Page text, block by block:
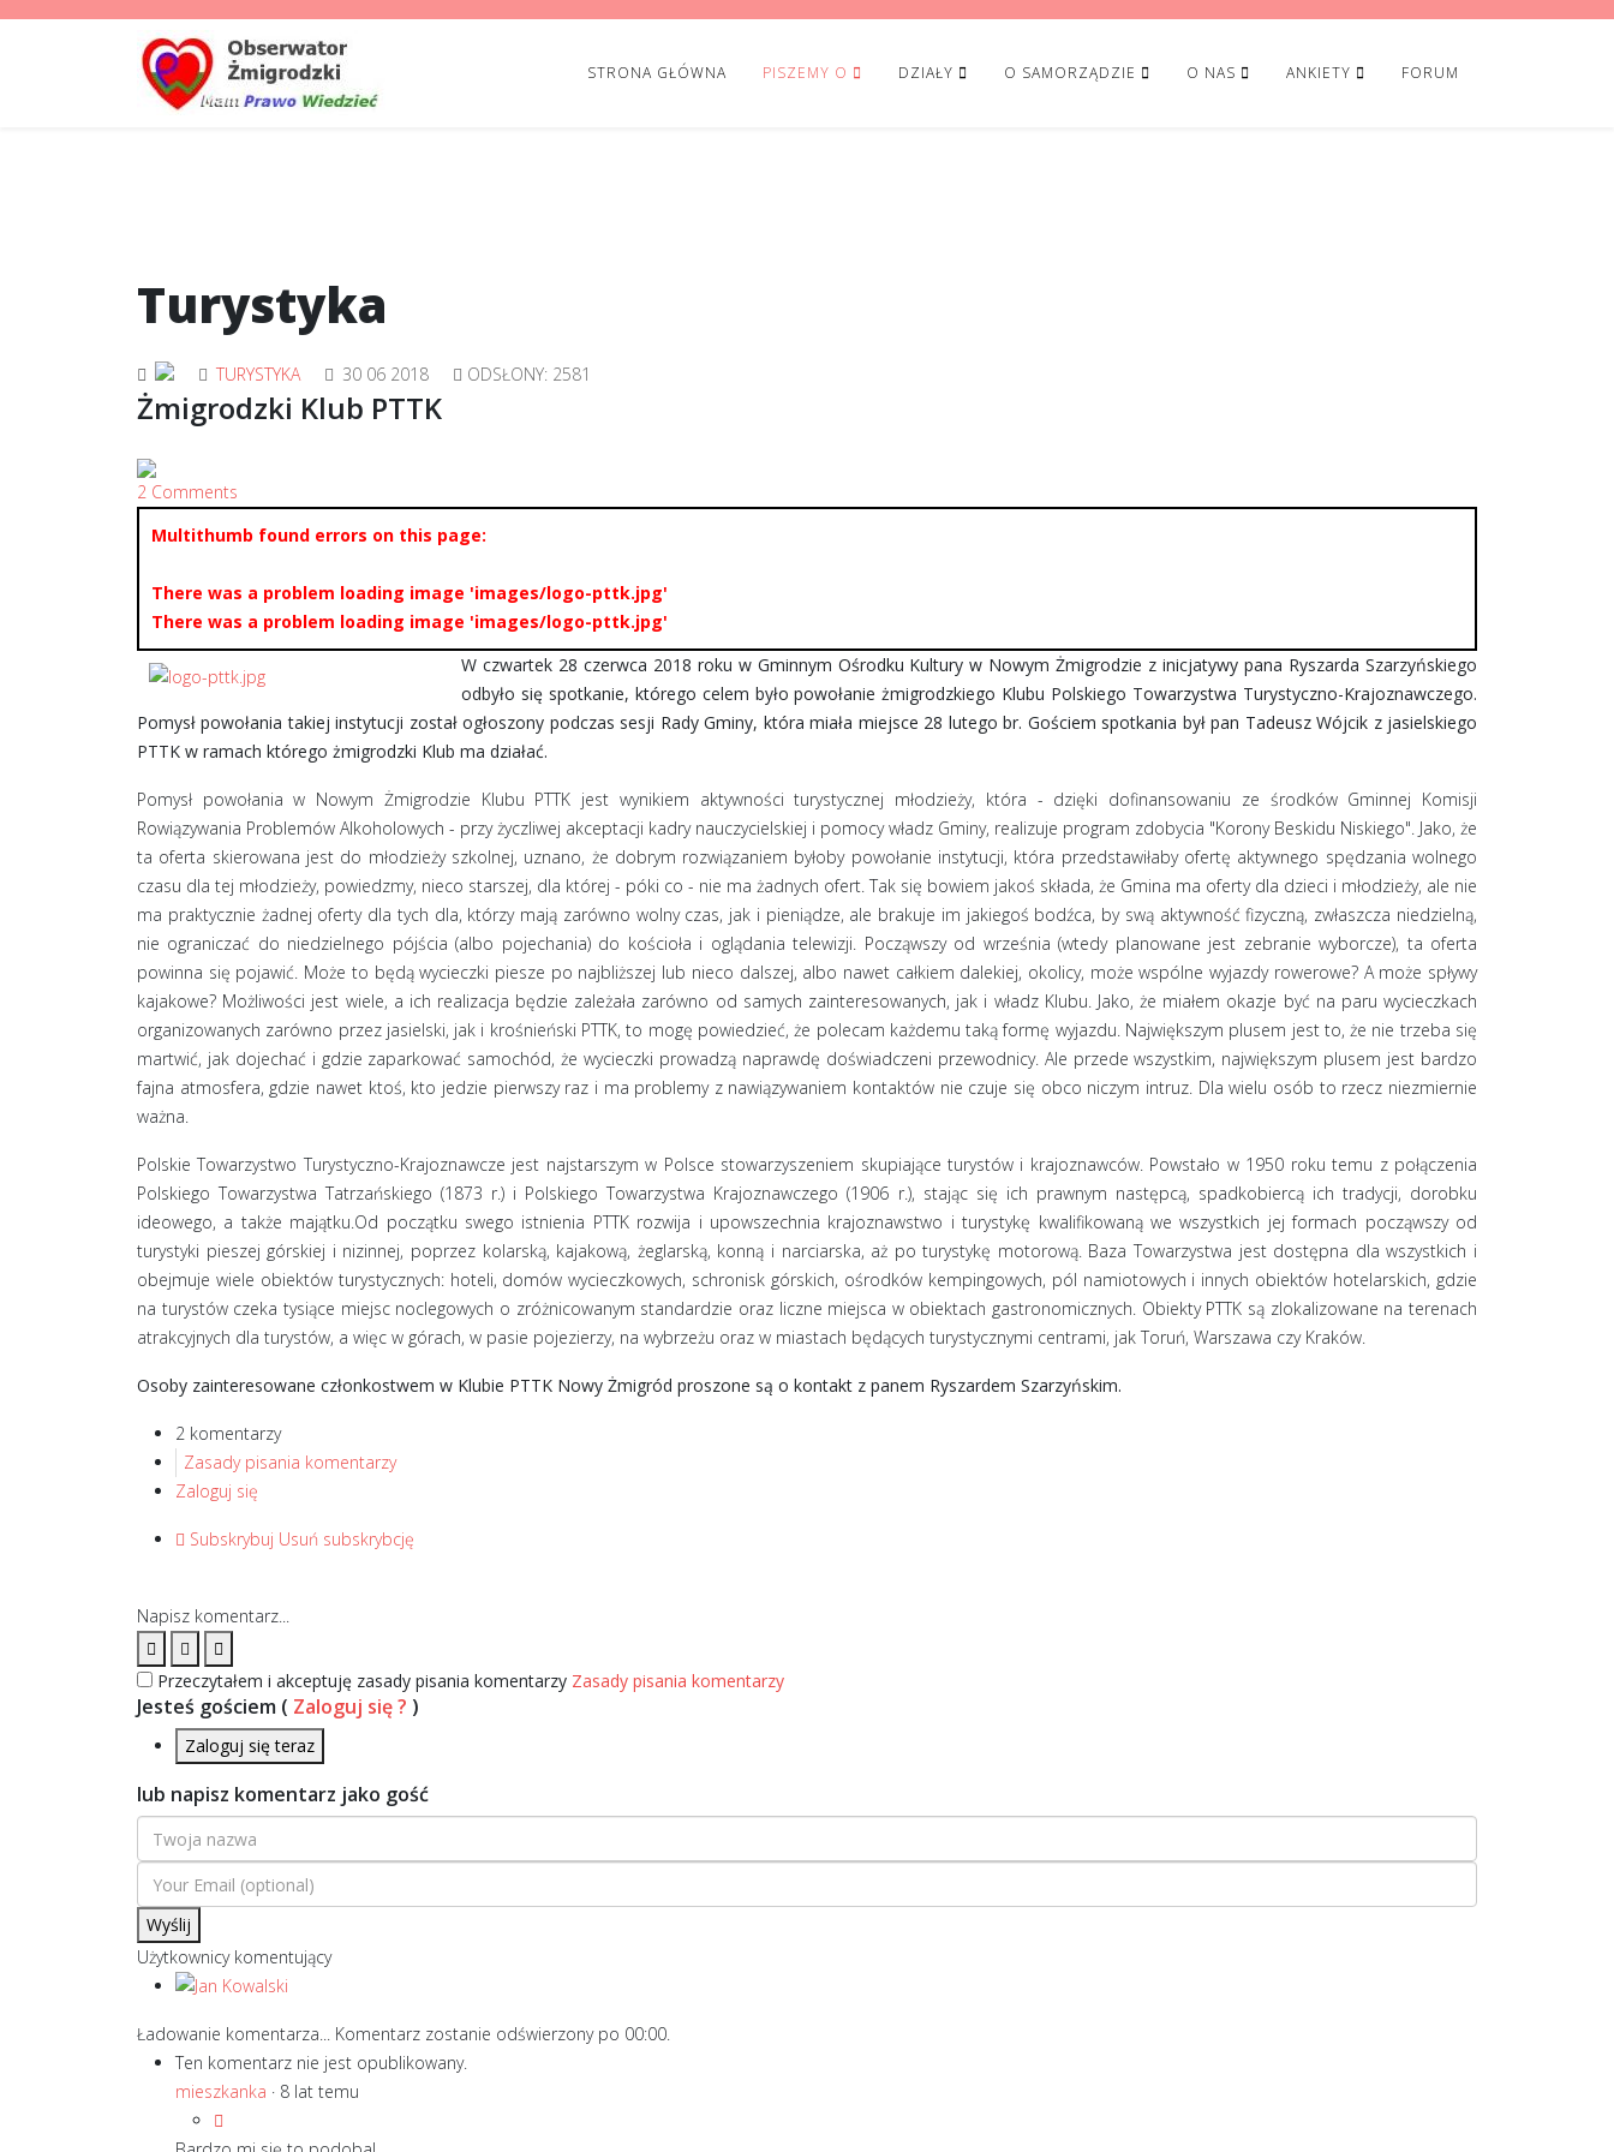
STRONA GŁÓWNA PISZEMY O DZIAŁY O SAMORZĄDZIE O NAS ANKIETY FORUM
Turystyka
TURYSTYKA 30 06 2018 ODSŁONY: 2581
Żmigrodzki Klub PTTK
2 Comments
Multithumb found errors on this page:
There was a problem loading image 'images/logo-pttk.jpg'
There was a problem loading image 'images/logo-pttk.jpg'
W czwartek 28 czerwca 2018 roku w Gminnym Ośrodku Kultury w Nowym Żmigrodzie z inicjatywy pana Ryszarda Szarzyńskiego
odbyło się spotkanie, którego celem było powołanie żmigrodzkiego Klubu Polskiego Towarzystwa Turystyczno-Krajoznawczego.
Pomysł powołania takiej instytucji został ogłoszony podczas sesji Rady Gminy, która miała miejsce 28 lutego br. Gościem spotkania był pan Tadeusz Wójcik z jasielskiego
PTTK w ramach którego żmigrodzki Klub ma działać.
Pomysł powołania w Nowym Żmigrodzie Klubu PTTK jest wynikiem aktywności turystycznej młodzieży, która - dzięki dofinansowaniu ze środków Gminnej Komisji
Rowiązywania Problemów Alkoholowych - przy życzliwej akceptacji kadry nauczycielskiej i pomocy władz Gminy, realizuje program zdobycia "Korony Beskidu Niskiego". Jako, że
ta oferta skierowana jest do młodzieży szkolnej, uznano, że dobrym rozwiązaniem byłoby powołanie instytucji, która przedstawiłaby ofertę aktywnego spędzania wolnego
czasu dla tej młodzieży, powiedzmy, nieco starszej, dla której - póki co - nie ma żadnych ofert. Tak się bowiem jakoś składa, że Gmina ma oferty dla dzieci i młodzieży, ale nie
ma praktycznie żadnej oferty dla tych dla, którzy mają zarówno wolny czas, jak i pieniądze, ale brakuje im jakiegoś bodźca, by swą aktywność fizyczną, zwłaszcza niedzielną,
nie ograniczać do niedzielnego pójścia (albo pojechania) do kościoła i oglądania telewizji. Począwszy od września (wtedy planowane jest zebranie wyborcze), ta oferta
powinna się pojawić. Może to będą wycieczki piesze po najbliższej lub nieco dalszej, albo nawet całkiem dalekiej, okolicy, może wspólne wyjazdy rowerowe? A może spływy
kajakowe? Możliwości jest wiele, a ich realizacja będzie zależała zarówno od samych zainteresowanych, jak i władz Klubu. Jako, że miałem okazje być na paru wycieczkach
organizowanych zarówno przez jasielski, jak i krośnieński PTTK, to mogę powiedzieć, że polecam każdemu taką formę wyjazdu. Największym plusem jest to, że nie trzeba się
martwić, jak dojechać i gdzie zaparkować samochód, że wycieczki prowadzą naprawdę doświadczeni przewodnicy. Ale przede wszystkim, największym plusem jest bardzo
fajna atmosfera, gdzie nawet ktoś, kto jedzie pierwszy raz i ma problemy z nawiązywaniem kontaktów nie czuje się obco niczym intruz. Dla wielu osób to rzecz niezmiernie
ważna.
Polskie Towarzystwo Turystyczno-Krajoznawcze jest najstarszym w Polsce stowarzyszeniem skupiające turystów i krajoznawców. Powstało w 1950 roku temu z połączenia
Polskiego Towarzystwa Tatrzańskiego (1873 r.) i Polskiego Towarzystwa Krajoznawczego (1906 r.), stając się ich prawnym następcą, spadkobiercą ich tradycji, dorobku
ideowego, a także majątku.Od początku swego istnienia PTTK rozwija i upowszechnia krajoznawstwo i turystykę kwalifikowaną we wszystkich jej formach począwszy od
turystyki pieszej górskiej i nizinnej, poprzez kolarską, kajakową, żeglarską, konną i narciarska, aż po turystykę motorową. Baza Towarzystwa jest dostępna dla wszystkich i
obejmuje wiele obiektów turystycznych: hoteli, domów wycieczkowych, schronisk górskich, ośrodków kempingowych, pól namiotowych i innych obiektów hotelarskich, gdzie
na turystów czeka tysiące miejsc noclegowych o zróżnicowanym standardzie oraz liczne miejsca w obiektach gastronomicznych. Obiekty PTTK są zlokalizowane na terenach
atrakcyjnych dla turystów, a więc w górach, w pasie pojezierzy, na wybrzeżu oraz w miastach będących turystycznymi centrami, jak Toruń, Warszawa czy Kraków.
Osoby zainteresowane członkostwem w Klubie PTTK Nowy Żmigród proszone są o kontakt z panem Ryszardem Szarzyńskim.
2 komentarzy
Zasady pisania komentarzy
Zaloguj się
Subskrybuj Usuń subskrybcję
Napisz komentarz...
Przeczytałem i akceptuję zasady pisania komentarzy Zasady pisania komentarzy
Jesteś gościem ( Zaloguj się ? )
Zaloguj się teraz
lub napisz komentarz jako gość
Wyślij
Użytkownicy komentujący
Ładowanie komentarza... Komentarz zostanie odświerzony po 00:00.
Ten komentarz nie jest opublikowany.
mieszkanka · 8 lat temu